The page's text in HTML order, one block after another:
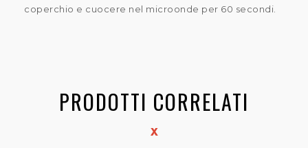
coperchio e cuocere nel microonde per 60 secondi.
PRODOTTI CORRELATI